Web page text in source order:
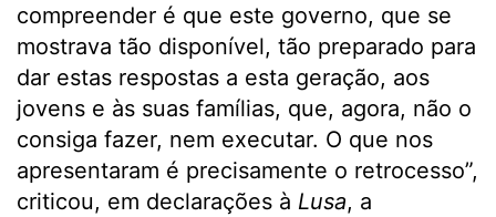
compreender é que este governo, que se
mostrava tão disponível, tão preparado para
dar estas respostas a esta geração, aos
jovens e às suas famílias, que, agora, não o
consiga fazer, nem executar. O que nos
apresentaram é precisamente o retrocesso”,
criticou, em declarações à Lusa, a